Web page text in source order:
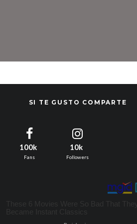
SI TE GUSTO COMPARTE
100k
Fans
10k
Followers